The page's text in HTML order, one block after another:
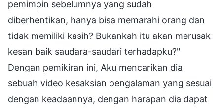
pemimpin sebelumnya yang sudah
diberhentikan, hanya bisa memarahi orang dan
tidak memiliki kasih? Bukankah itu akan merusak
kesan baik saudara-saudari terhadapku?"
Dengan pemikiran ini, Aku mencarikan dia
sebuah video kesaksian pengalaman yang sesuai
dengan keadaannya, dengan harapan dia dapat